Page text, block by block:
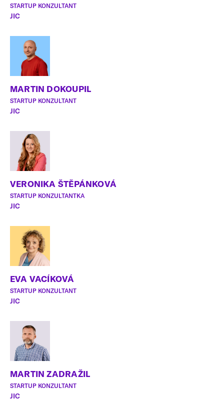
STARTUP KONZULTANT
JIC
MARTIN DOKOUPIL
STARTUP KONZULTANT
JIC
VERONIKA ŠTĚPÁNKOVÁ
STARTUP KONZULTANTKA
JIC
EVA VACÍKOVÁ
STARTUP KONZULTANT
JIC
MARTIN ZADRAŽIL
STARTUP KONZULTANT
JIC